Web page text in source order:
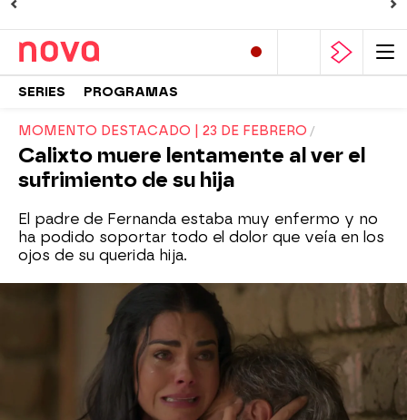
SERIES PROGRAMAS
MOMENTO DESTACADO | 23 DE FEBRERO
Calixto muere lentamente al ver el
sufrimiento de su hija
El padre de Fernanda estaba muy enfermo y no
ha podido soportar todo el dolor que veía en los
ojos de su querida hija.
» Series » La desalmada » Noticias